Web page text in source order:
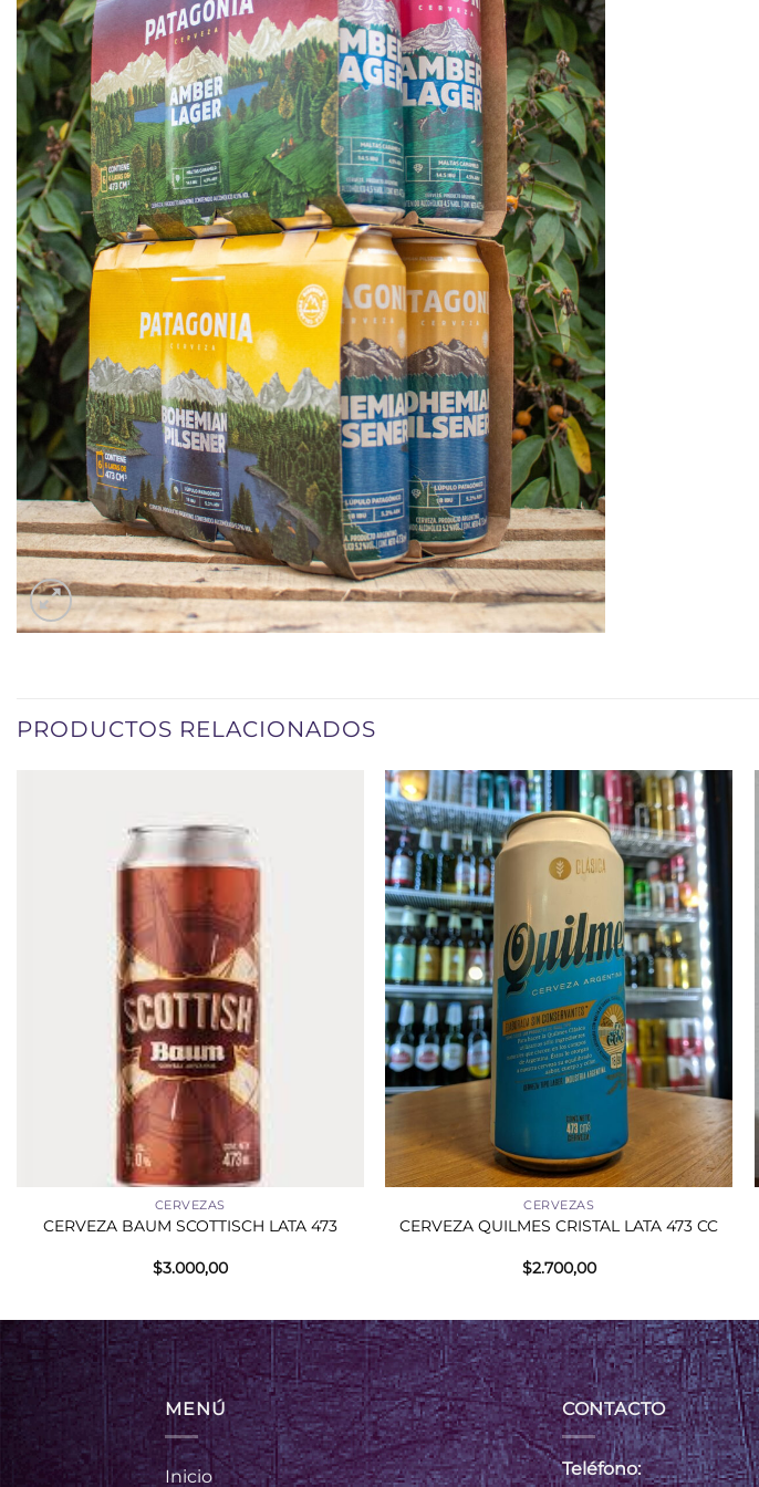
PRODUCTOS RELACIONADOS
CERVEZAS
CERVEZA BAUM SCOTTISCH LATA 473
$3.000,00
CERVEZAS
CERVEZA QUILMES CRISTAL LATA 473 CC
$2.700,00
MENÚ
Inicio
CONTACTO
Teléfono: